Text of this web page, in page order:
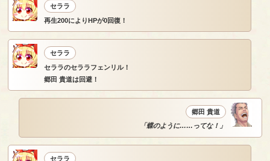
セララ
再生200によりHPが0回復！
セララ
セララのセララフェンリル！
郷田 貴道は回避！
郷田 貴道
「蝶のように……ってな！」
セララ